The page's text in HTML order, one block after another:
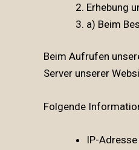
Erhebung
a) Beim
Beim Aufrufen
Server unserer
Folgende
IP-